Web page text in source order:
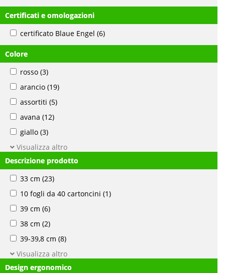
Certificati e omologazioni
certificato Blaue Engel (6)
Colore
rosso (3)
arancio (19)
assortiti (5)
avana (12)
giallo (3)
Visualizza altro
Descrizione prodotto
33 cm (23)
10 fogli da 40 cartoncini (1)
39 cm (6)
38 cm (2)
39-39,8 cm (8)
Visualizza altro
Design ergonomico